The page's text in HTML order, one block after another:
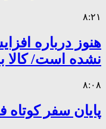
۸:۲۱
هنوز درباره
نشده است/ کالا
۸:۰۸
پایان سفر کوتاه